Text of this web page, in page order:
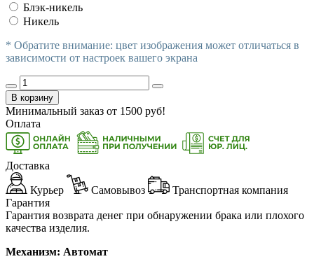
Блэк-никель
Никель
* Обратите внимание: цвет изображения может отличаться в
зависимости от настроек вашего экрана
В корзину
Минимальный заказ от 1500 руб!
Оплата
Доставка
Курьер Самовывоз
Транспортная компания
Гарантия
Гарантия возврата денег при обнаружении брака или плохого
качества изделия.
Механизм: Автомат